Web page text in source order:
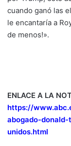
cuando ganó las
le encantaría a
de menos!».
ENLACE A LA
https://
abogado-
unidos.html